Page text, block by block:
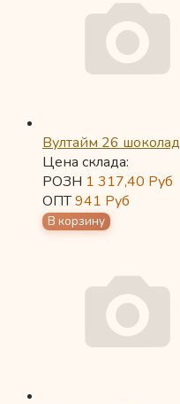
Вултайм 26 шоколад
Цена склада:
РОЗН 1 317,40 Руб
ОПТ941 Руб